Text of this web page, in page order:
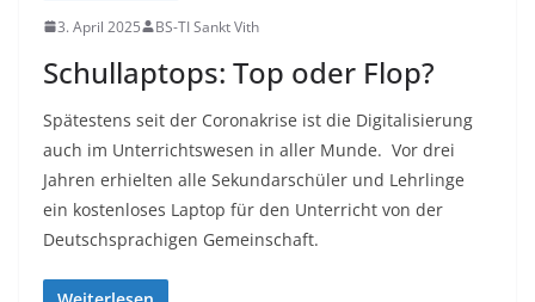
3. April 2025 BS-TI Sankt Vith
Schullaptops: Top oder Flop?
Spätestens seit der Coronakrise ist die Digitalisierung
auch im Unterrichtswesen in aller Munde. Vor drei
Jahren erhielten alle Sekundarschüler und Lehrlinge
ein kostenloses Laptop für den Unterricht von der
Deutschsprachigen Gemeinschaft.